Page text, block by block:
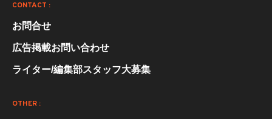
CONTACT :
お問合せ
広告掲載お問い合わせ
ライター/編集部スタッフ大募集
OTHER :